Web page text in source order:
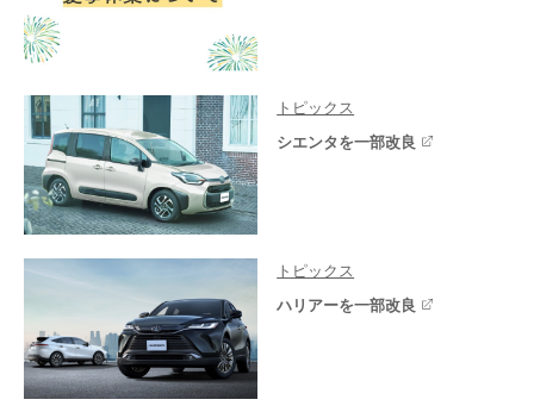
トピックス
シエンタを一部改良
トピックス
ハリアーを一部改良